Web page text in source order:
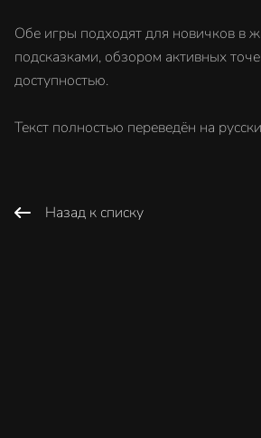
Обе игры подходят для новичков в
подсказками, обзором активных
доступностью.
Текст полностью переведён на
Назад к списку